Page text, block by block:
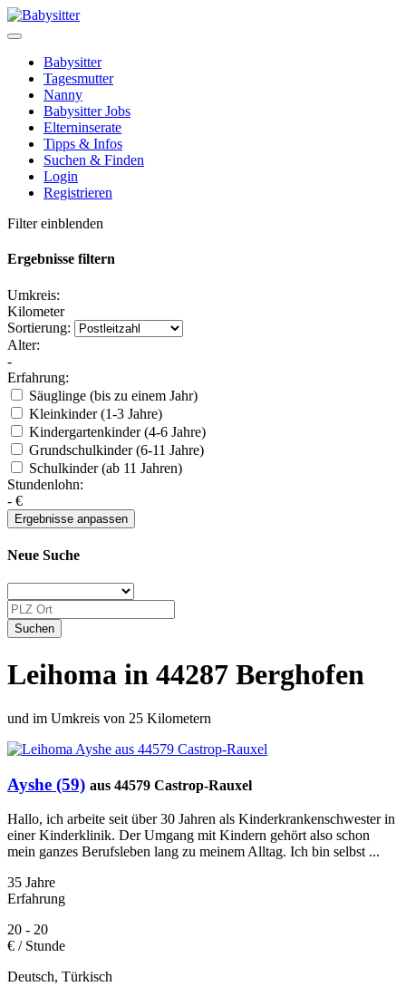
Babysitter
Tagesmutter
Nanny
Babysitter Jobs
Elterninserate
Tipps & Infos
Suchen & Finden
Login
Registrieren
Filter einblenden
Ergebnisse filtern
Umkreis:
Kilometer
Sortierung:
Alter:
-
Erfahrung:
Säuglinge (bis zu einem Jahr)
Kleinkinder (1-3 Jahre)
Kindergartenkinder (4-6 Jahre)
Grundschulkinder (6-11 Jahre)
Schulkinder (ab 11 Jahren)
Stundenlohn:
- €
Neue Suche
Leihoma in 44287 Berghofen
und im Umkreis von 25 Kilometern
Ayshe (59) aus 44579 Castrop-Rauxel
Hallo, ich arbeite seit über 30 Jahren als Kinderkrankenschwester in
einer Kinderklinik. Der Umgang mit Kindern gehört also schon
mein ganzes Berufsleben lang zu meinem Alltag. Ich bin selbst ...
35 Jahre
Erfahrung
20 - 20
€ / Stunde
Deutsch, Türkisch